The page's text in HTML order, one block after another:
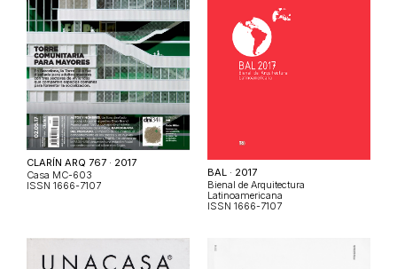
CLARÍN ARQ 767 · 2017
Casa MC-603
ISSN 1666-7107
BAL · 2017
Bienal de Arquitectura
Latinoamericana
ISSN 1666-7107